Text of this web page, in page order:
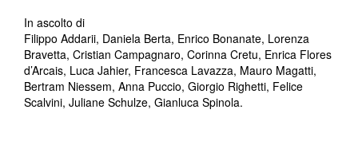
In ascolto di
Filippo Addarii, Daniela Berta, Enrico Bonanate, Lorenza
Bravetta, Cristian Campagnaro, Corinna Cretu, Enrica Flores
d’Arcais, Luca Jahier, Francesca Lavazza, Mauro Magatti,
Bertram Niessem, Anna Puccio, Giorgio Righetti, Felice
Scalvini, Juliane Schulze, Gianluca Spinola.